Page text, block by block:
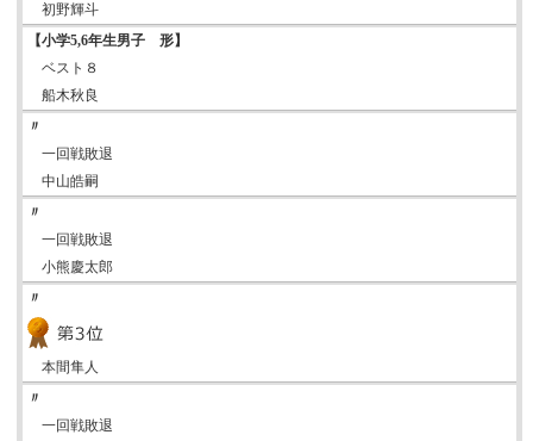
初野輝斗
【小学5,6年生男子 形】
ベスト８
船木秋良
〃
一回戦敗退
中山皓嗣
〃
一回戦敗退
小熊慶太郎
〃
本間隼人
〃
一回戦敗退